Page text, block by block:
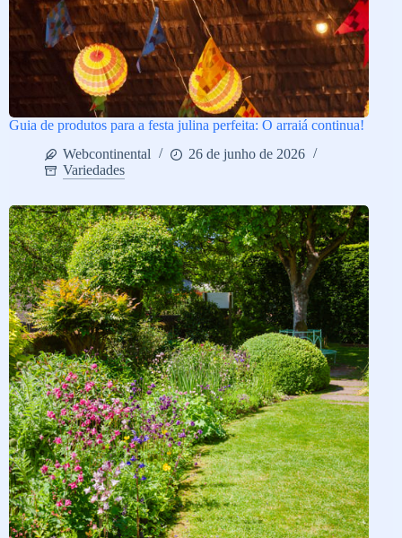
Guia de produtos para a festa julina perfeita: O arraiá continua!
Webcontinental
26 de junho de 2026
Variedades